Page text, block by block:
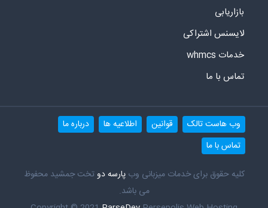
بازاریابی
لایسنس اشتراکی
خدمات whmcs
تماس با ما
وب هاست تالک قوانین اطلاعیه ها
درباره ما
تماس با ما
کلیه حقوق برای خدمات میزبانی وبپارسه دوتخت جمشید محفوظ
می باشد.